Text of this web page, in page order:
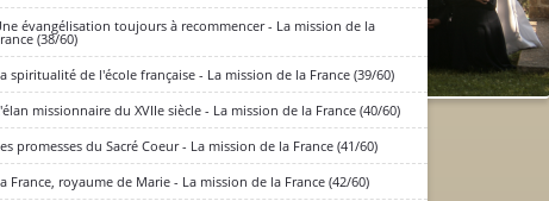
en bas de page) : qu'ils
est entré en vigueur.
à notre politique de
D'accord
évangélisation toujours à recommencer - La mission de la
(38/60)
spiritualité de l'école française - La mission de la France (39/60)
missionnaire du XVIIe siècle - La mission de la France (40/60)
promesses du Sacré Coeur - La mission de la France (41/60)
France, royaume de Marie - La mission de la France (42/60)